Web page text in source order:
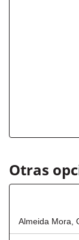
Otras
Almeida Mora,